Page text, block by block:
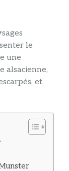
le
une
alsacienne,
et